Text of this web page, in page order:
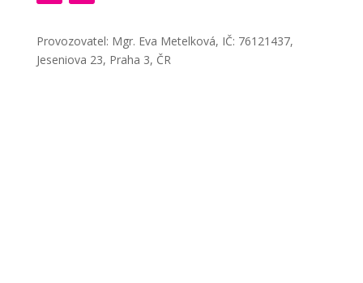
Provozovatel: Mgr. Eva Metelková, IČ: 76121437,
Jeseniova 23, Praha 3, ČR